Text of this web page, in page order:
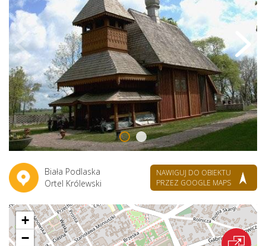
Biała Podlaska
Ortel Królewski
NAWIGUJ DO OBIEKTU
PRZEZ GOOGLE MAPS
+
−